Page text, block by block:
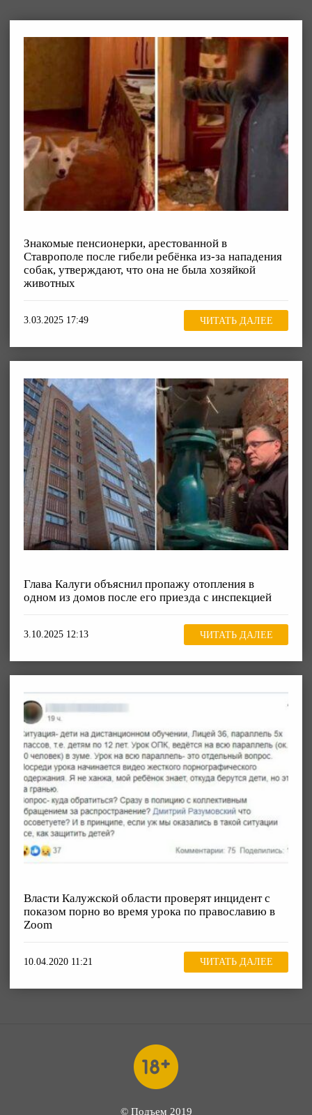
Знакомые пенсионерки, арестованной в
Ставрополе после гибели ребёнка из-за нападения
собак, утверждают, что она не была хозяйкой
животных
3.03.2025 17:49 ЧИТАТЬ ДАЛЕЕ
Глава Калуги объяснил пропажу отопления в
одном из домов после его приезда с инспекцией
3.10.2025 12:13 ЧИТАТЬ ДАЛЕЕ
Власти Калужской области проверят инцидент с
показом порно во время урока по православию в
Zoom
10.04.2020 11:21 ЧИТАТЬ ДАЛЕЕ
© Подъем 2019